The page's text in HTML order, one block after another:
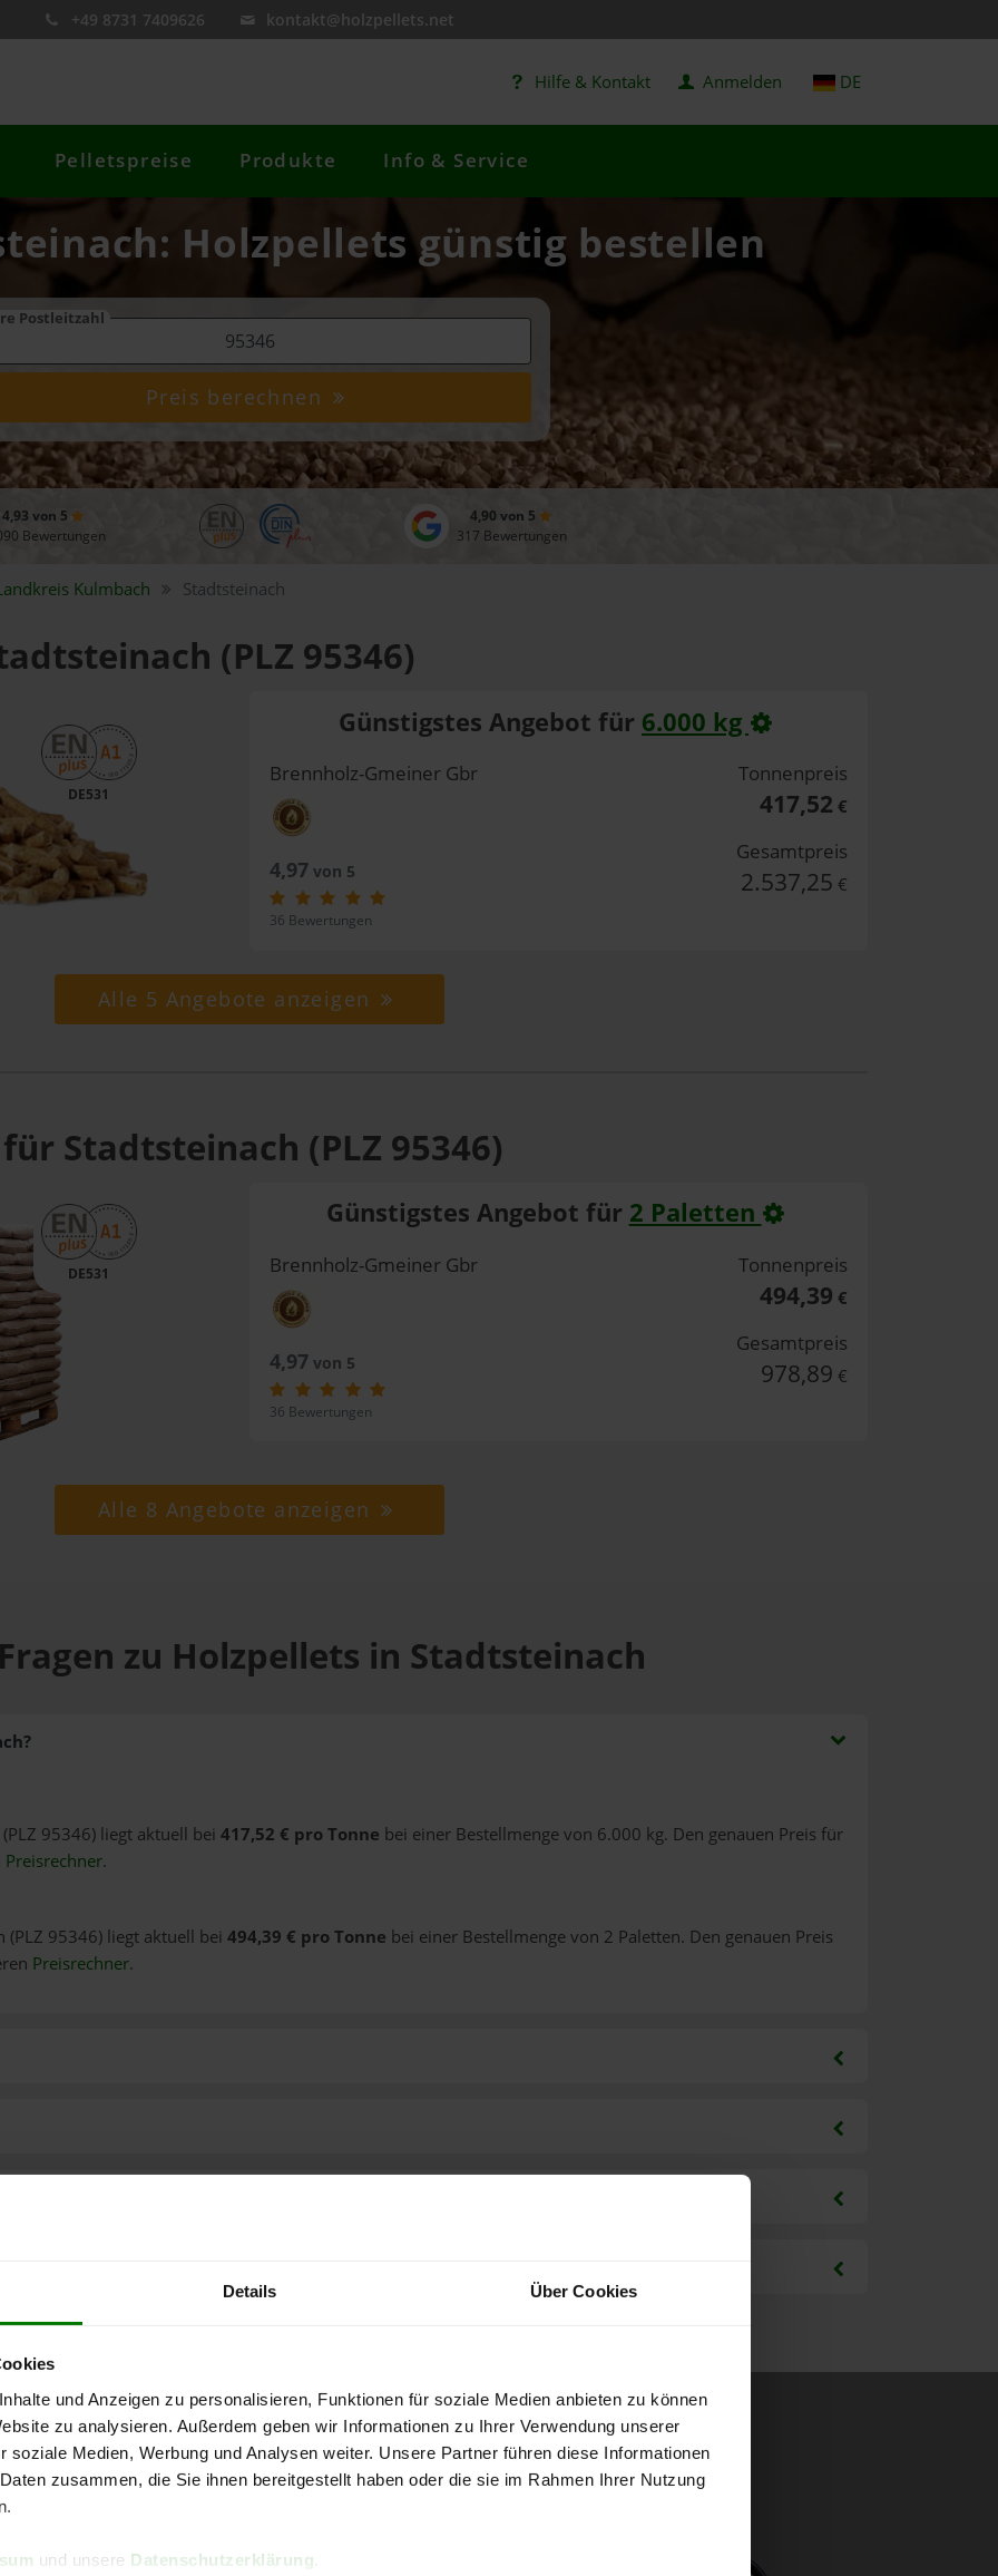
Details Über Cookies
und Anzeigen zu personalisieren, Funktionen für soziale Medien anbieten zu können
zu analysieren. Außerdem geben wir Informationen zu Ihrer Verwendung unserer
soziale Medien, Werbung und Analysen weiter. Unsere Partner führen diese Informationen
zusammen, die Sie ihnen bereitgestellt haben oder die sie im Rahmen Ihrer Nutzung
und unsere Datenschutzerklärung
+49 8731 7409626 kontakt@holzpellets.net
Hilfe & Kontakt Anmelden DE
Pelletspreise Produkte Info & Service
Holzpellets günstig bestellen
Postleitzahl
Preis berechnen
4,93 von 5
Bewertungen
4,90 von 5
317 Bewertungen
Kulmbach Stadtsteinach
(PLZ 95346)
DE531
Günstigstes Angebot für 6.000 kg
Brennholz-Gmeiner Gbr
4,97von 5
36 Bewertungen
Tonnenpreis
417,52 €
Gesamtpreis
2.537,25 €
Alle 5 Angebote anzeigen
Stadtsteinach (PLZ 95346)
DE531
Günstigstes Angebot für 2 Paletten
Brennholz-Gmeiner Gbr
4,97von 5
36 Bewertungen
Tonnenpreis
494,39 €
Gesamtpreis
978,89 €
Alle 8 Angebote anzeigen
zu Holzpellets in Stadtsteinach
95346) liegt aktuell bei 417,52 € pro Tonne bei einer Bestellmenge von 6.000 kg. Den genauen Preis für
Preisrechner.
(PLZ 95346) liegt aktuell bei 494,39 € pro Tonne bei einer Bestellmenge von 2 Paletten. Den genauen Preis
Preisrechner.
kostenlose